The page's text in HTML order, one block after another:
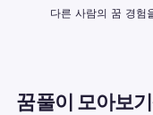
다른 사람의 꿈 경험
꿈풀이 모아보기